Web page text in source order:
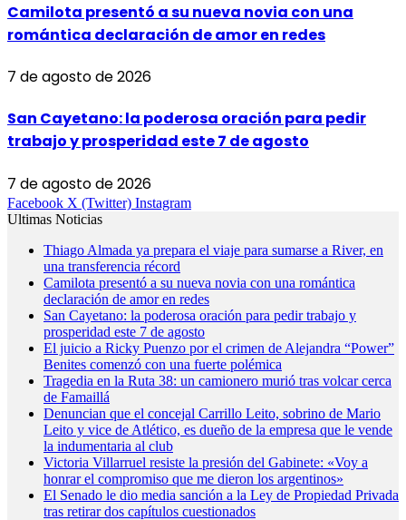
Camilota presentó a su nueva novia con una
romántica declaración de amor en redes
7 de agosto de 2026
San Cayetano: la poderosa oración para pedir
trabajo y prosperidad este 7 de agosto
7 de agosto de 2026
Facebook X (Twitter) Instagram
Ultimas Noticias
Thiago Almada ya prepara el viaje para sumarse a River, en
una transferencia récord
Camilota presentó a su nueva novia con una romántica
declaración de amor en redes
San Cayetano: la poderosa oración para pedir trabajo y
prosperidad este 7 de agosto
El juicio a Ricky Puenzo por el crimen de Alejandra “Power”
Benites comenzó con una fuerte polémica
Tragedia en la Ruta 38: un camionero murió tras volcar cerca
de Famaillá
Denuncian que el concejal Carrillo Leito, sobrino de Mario
Leito y vice de Atlético, es dueño de la empresa que le vende
la indumentaria al club
Victoria Villarruel resiste la presión del Gabinete: «Voy a
honrar el compromiso que me dieron los argentinos»
El Senado le dio media sanción a la Ley de Propiedad Privada
tras retirar dos capítulos cuestionados